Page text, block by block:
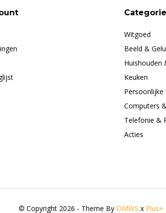
Witgoed
Beeld &
Huishouden
Keuken
Persoonlijke
Computers
Telefonie &
Acties
© Copyright 2026 - Theme By DMWS x Plus+